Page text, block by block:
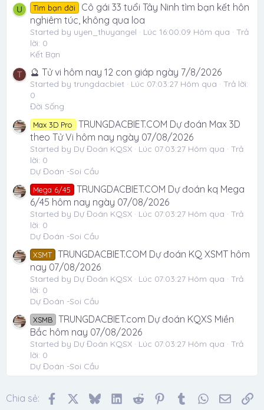
U Tìm bạn đời
Cô gái 33 tuổi Tây Ninh tìm bạn kết hôn
nghiêm túc, không qua loa
Started by uyen_thuyangel Lúc 16:00:09 Hôm qua
Trả
lời: 0
Kết Bạn
T 🔮 Tử vi hôm nay 12 con giáp ngày 7/8/2026
Started by trungdacbiet Lúc 07:03:27 Hôm qua
Trả lời:
0
Đời Sống
Max 3D Pro
TRUNGDACBIET.COM Dự đoán Max 3D
theo Tử Vi hôm nay ngày 07/08/2026
Started by Dự Đoán KQSX Lúc 07:03:27 Hôm qua
Trả
lời: 0
Dự Đoán -Soi Cầu
Mega 6/45
TRUNGDACBIET.COM Dự đoán kq Mega
6/45 hôm nay ngày 07/08/2026
Started by Dự Đoán KQSX Lúc 07:03:27 Hôm qua
Trả
lời: 0
Dự Đoán -Soi Cầu
XSMT TRUNGDACBIET.COM Dự đoán KQ XSMT hôm
nay 07/08/2026
Started by Dự Đoán KQSX Lúc 07:03:27 Hôm qua
Trả
lời: 0
Dự Đoán -Soi Cầu
XSMB
TRUNGDACBIET.com Dự đoán KQXS Miền
Bắc hôm nay 07/08/2026
Started by Dự Đoán KQSX Lúc 07:03:27 Hôm qua
Trả
lời: 0
Dự Đoán -Soi Cầu
Chia sẻ: FacebookBlueskyLinkedIn
Reddit Pinterest
Tumblr WhatsApp
Email